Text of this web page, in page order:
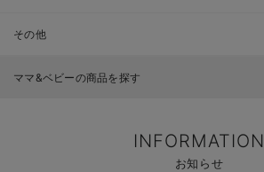
その他
ママ&ベビーの商品を探す
INFORMATION
お知らせ